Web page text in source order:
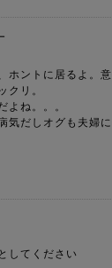
ホントに居るよ。
クリ。
よね。。。
気だしオグも夫婦
してください